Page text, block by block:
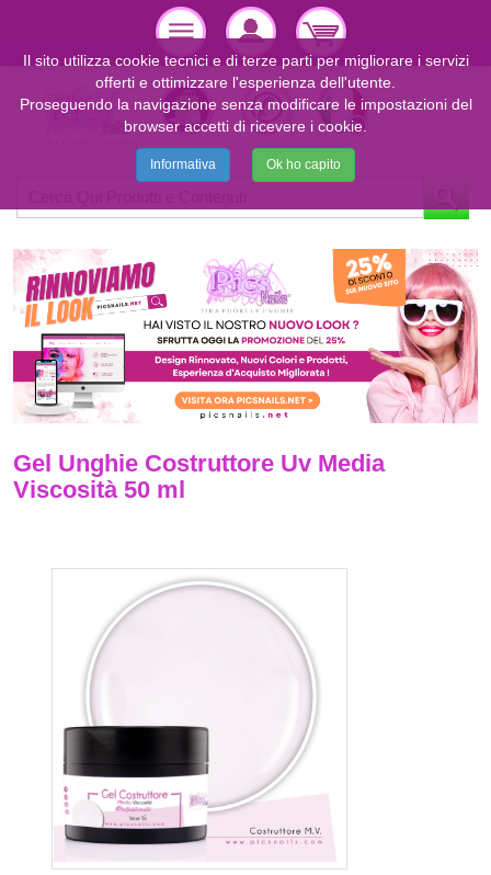
Gel Unghie Costruttore Uv Media
Viscosità 50 ml
Il sito utilizza cookie tecnici e di terze parti per migliorare i servizi
offerti e ottimizzare l'esperienza dell'utente.
Proseguendo la navigazione senza modificare le impostazioni del
browser accetti di ricevere i cookie.
Informativa Ok ho capito